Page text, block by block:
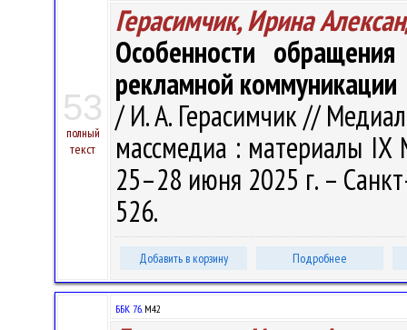
53
полный
текст
Герасимчик, Ирина
Особенности
рекламной коммуникации
/ И. А. Герасимчик //
массмедиа : материалы IX
25–28 июня 2025 г. –
526.
Добавить в корзину Подробнее
ББК 76.М42